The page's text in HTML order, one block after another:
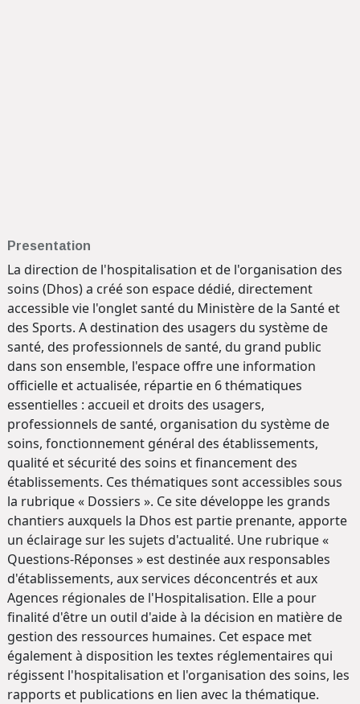
Presentation
La direction de l'hospitalisation et de l'organisation des
soins (Dhos) a créé son espace dédié, directement
accessible vie l'onglet santé du Ministère de la Santé et
des Sports. A destination des usagers du système de
santé, des professionnels de santé, du grand public
dans son ensemble, l'espace offre une information
officielle et actualisée, répartie en 6 thématiques
essentielles : accueil et droits des usagers,
professionnels de santé, organisation du système de
soins, fonctionnement général des établissements,
qualité et sécurité des soins et financement des
établissements. Ces thématiques sont accessibles sous
la rubrique « Dossiers ». Ce site développe les grands
chantiers auxquels la Dhos est partie prenante, apporte
un éclairage sur les sujets d'actualité. Une rubrique «
Questions-Réponses » est destinée aux responsables
d'établissements, aux services déconcentrés et aux
Agences régionales de l'Hospitalisation. Elle a pour
finalité d'être un outil d'aide à la décision en matière de
gestion des ressources humaines. Cet espace met
également à disposition les textes réglementaires qui
régissent l'hospitalisation et l'organisation des soins, les
rapports et publications en lien avec la thématique.